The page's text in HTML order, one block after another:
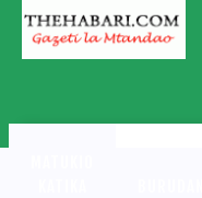
Skip
content